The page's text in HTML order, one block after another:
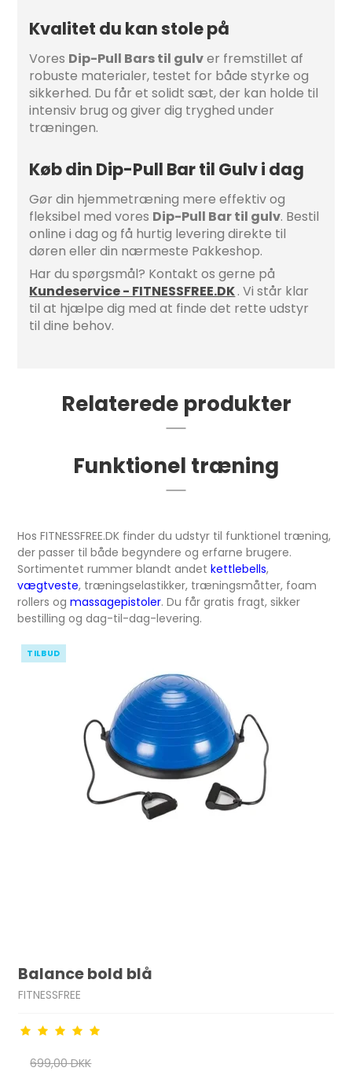
Kvalitet du kan stole på
Vores Dip-Pull Bars til gulver fremstillet af
robuste materialer, testet for både styrke og
sikkerhed. Du får et solidt sæt, der kan holde til
intensiv brug og giver dig tryghed under
træningen.
Køb din Dip-Pull Bar til Gulv i dag
Gør din hjemmetræning mere effektiv og
fleksibel med vores Dip-Pull Bar til gulv. Bestil
online i dag og få hurtig levering direkte til
døren eller din nærmeste Pakkeshop.
Har du spørgsmål? Kontakt os gerne på
Kundeservice - FITNESSFREE.DK. Vi står klar
til at hjælpe dig med at finde det rette udstyr
til dine behov.
Relaterede produkter
Funktionel træning
Hos FITNESSFREE.DK finder du udstyr til funktionel træning,
der passer til både begyndere og erfarne brugere.
Sortimentet rummer blandt andetkettlebells,
vægtveste, træningselastikker, træningsmåtter, foam
rollers ogmassagepistoler. Du får gratis fragt, sikker
bestilling og dag-til-dag-levering.
TILBUD
Balance bold blå
FITNESSFREE
699,00 DKK